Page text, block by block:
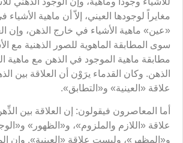
مغايراً لوجودها العيني، إلاّ أن ماهية
«عين» ماهية الأشياء في خارج الذهن، وإن
سوى المطابقة الماهوية للصور الذهنية مع
مطابقة ماهية الموجود في الذهن مع ماهية
الذهن. وكان القدماء يرَوْن أن العلاقة بين
علاقة «العينية» و«التطابق».
أما المعاصرون فيقولون: إن العلاقة بين
علاقة «اللازم والملزوم»، و«الظهور»
و«المظهر»، وليست علاقة «العينية». وإن